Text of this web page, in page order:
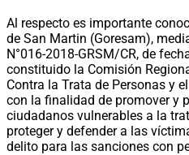
Al respecto es importante
de San Martin (Goresam),
N°016-2018-GRSM/CR, de
constituido la Comisión
Contra la Trata de Personas y
con la finalidad de promover y
ciudadanos vulnerables a la
proteger y defender a las
delito para las sanciones con